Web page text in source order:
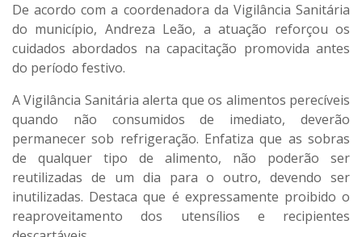
De acordo com a coordenadora da Vigilância Sanitária
do município, Andreza Leão, a atuação reforçou os
cuidados abordados na capacitação promovida antes
do período festivo.
A Vigilância Sanitária alerta que os alimentos perecíveis
quando não consumidos de imediato, deverão
permanecer sob refrigeração. Enfatiza que as sobras
de qualquer tipo de alimento, não poderão ser
reutilizadas de um dia para o outro, devendo ser
inutilizadas. Destaca que é expressamente proibido o
reaproveitamento dos utensílios e recipientes